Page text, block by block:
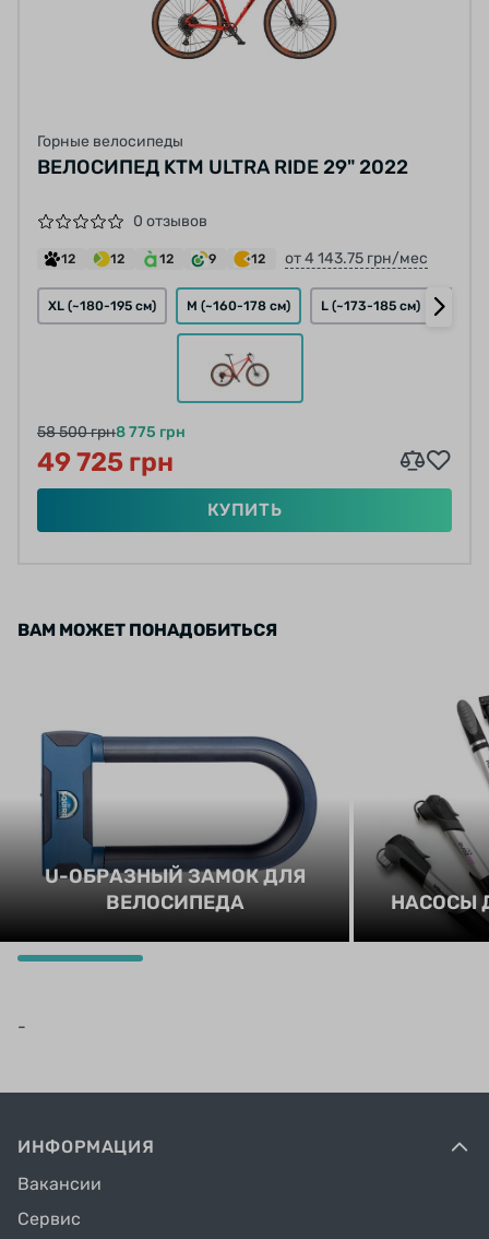
Горные велосипеды
ВЕЛОСИПЕД KTM ULTRA RIDE 29" 2022
0 отзывов
12 12 12 9 12 от 4 143.75 грн/мес
XL (~180-195 см) M (~160-178 см) L (~173-185 см)
58 500 грн8 775 грн
49 725 грн
КУПИТЬ
ВАМ МОЖЕТ ПОНАДОБИТЬСЯ
U-ОБРАЗНЫЙ ЗАМОК ДЛЯ
ВЕЛОСИПЕДА
НАСОСЫ
-
ИНФОРМАЦИЯ
Вакансии
Сервис